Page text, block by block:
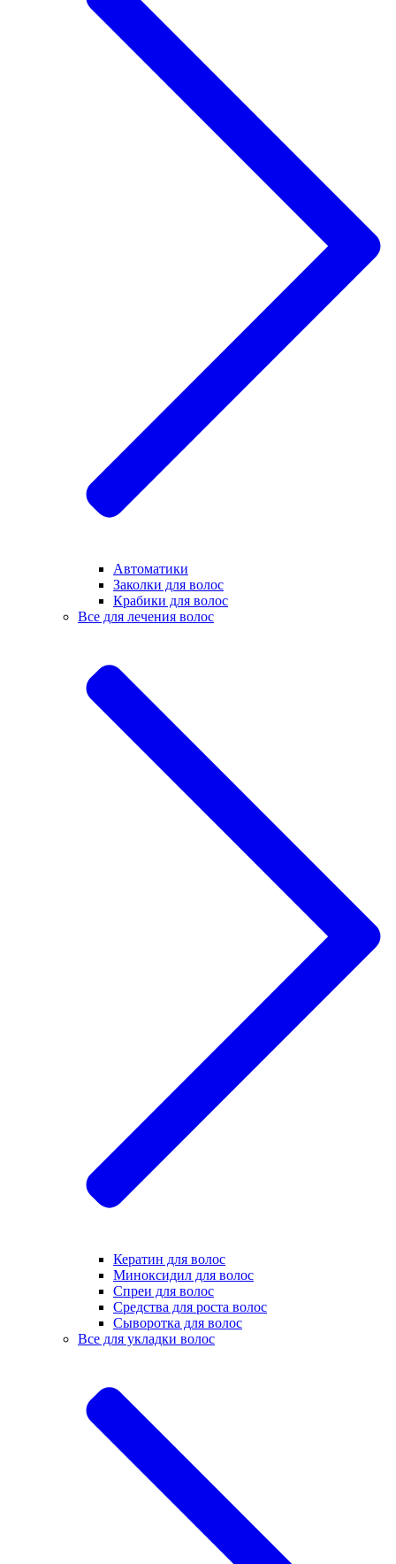
Автоматики
Заколки для волос
Крабики для волос
Все для лечения волос
Кератин для волос
Миноксидил для волос
Спреи для волос
Средства для роста волос
Сыворотка для волос
Все для укладки волос